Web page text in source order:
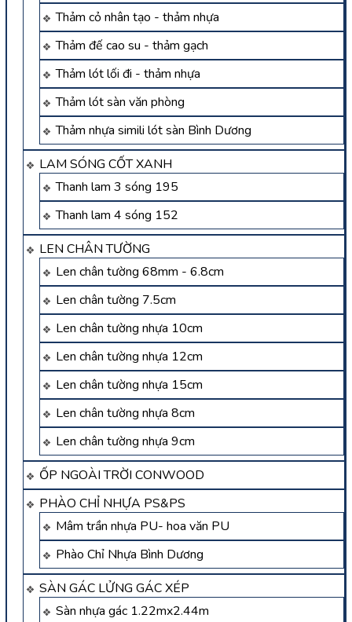
Thảm cỏ nhân tạo - thảm nhựa
Thảm đế cao su - thảm gạch
Thảm lót lối đi - thảm nhựa
Thảm lót sàn văn phòng
Thảm nhựa simili lót sàn Bình Dương
LAM SÓNG CỐT XANH
Thanh lam 3 sóng 195
Thanh lam 4 sóng 152
LEN CHÂN TƯỜNG
Len chân tường 68mm - 6.8cm
Len chân tường 7.5cm
Len chân tường nhựa 10cm
Len chân tường nhựa 12cm
Len chân tường nhựa 15cm
Len chân tường nhựa 8cm
Len chân tường nhựa 9cm
ỐP NGOÀI TRỜI CONWOOD
PHÀO CHỈ NHỰA PS&PS
Mâm trần nhựa PU- hoa văn PU
Phào Chỉ Nhựa Bình Dương
SÀN GÁC LỬNG GÁC XÉP
Sàn nhựa gác 1.22mx2.44m